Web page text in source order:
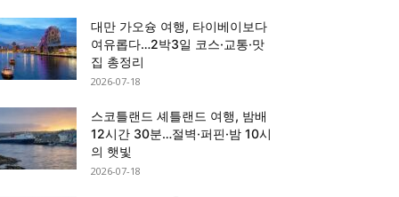
대만 가오슝 여행, 타이베이보다
여유롭다…2박3일 코스·교통·맛
집 총정리
2026-07-18
스코틀랜드 셰틀랜드 여행, 밤배
12시간 30분…절벽·퍼핀·밤 10시
의 햇빛
2026-07-18